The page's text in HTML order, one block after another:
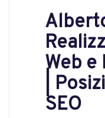
Web
|
SEO